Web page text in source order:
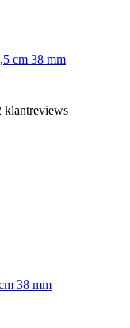
cm 38 mm
klantreviews
38 mm